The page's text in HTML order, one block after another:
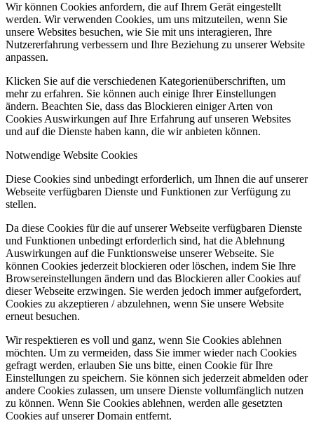
Wir können Cookies anfordern, die auf Ihrem Gerät eingestellt
werden. Wir verwenden Cookies, um uns mitzuteilen, wenn Sie
unsere Websites besuchen, wie Sie mit uns interagieren, Ihre
Nutzererfahrung verbessern und Ihre Beziehung zu unserer Website
anpassen.
Klicken Sie auf die verschiedenen Kategorienüberschriften, um
mehr zu erfahren. Sie können auch einige Ihrer Einstellungen
ändern. Beachten Sie, dass das Blockieren einiger Arten von
Cookies Auswirkungen auf Ihre Erfahrung auf unseren Websites
und auf die Dienste haben kann, die wir anbieten können.
Notwendige Website Cookies
Diese Cookies sind unbedingt erforderlich, um Ihnen die auf unserer
Webseite verfügbaren Dienste und Funktionen zur Verfügung zu
stellen.
Da diese Cookies für die auf unserer Webseite verfügbaren Dienste
und Funktionen unbedingt erforderlich sind, hat die Ablehnung
Auswirkungen auf die Funktionsweise unserer Webseite. Sie
können Cookies jederzeit blockieren oder löschen, indem Sie Ihre
Browsereinstellungen ändern und das Blockieren aller Cookies auf
dieser Webseite erzwingen. Sie werden jedoch immer aufgefordert,
Cookies zu akzeptieren / abzulehnen, wenn Sie unsere Website
erneut besuchen.
Wir respektieren es voll und ganz, wenn Sie Cookies ablehnen
möchten. Um zu vermeiden, dass Sie immer wieder nach Cookies
gefragt werden, erlauben Sie uns bitte, einen Cookie für Ihre
Einstellungen zu speichern. Sie können sich jederzeit abmelden oder
andere Cookies zulassen, um unsere Dienste vollumfänglich nutzen
zu können. Wenn Sie Cookies ablehnen, werden alle gesetzten
Cookies auf unserer Domain entfernt.